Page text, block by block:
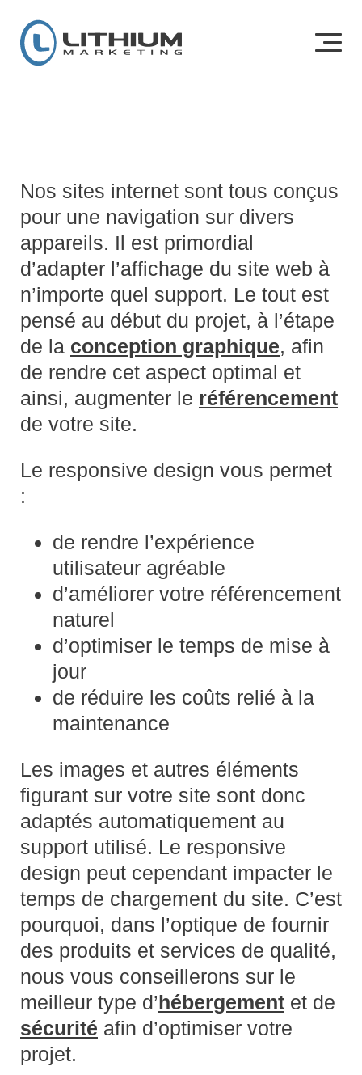
Nos sites internet sont tous conçus
pour une navigation sur divers
appareils. Il est primordial
d’adapter l’affichage du site web à
n’importe quel support. Le tout est
pensé au début du projet, à l’étape
de la conception graphique, afin
de rendre cet aspect optimal et
ainsi, augmenter le référencement
de votre site.
Le responsive design vous permet
:
de rendre l’expérience
utilisateur agréable
d’améliorer votre référencement
naturel
d’optimiser le temps de mise à
jour
de réduire les coûts relié à la
maintenance
Les images et autres éléments
figurant sur votre site sont donc
adaptés automatiquement au
support utilisé. Le responsive
design peut cependant impacter le
temps de chargement du site. C’est
pourquoi, dans l’optique de fournir
des produits et services de qualité,
nous vous conseillerons sur le
meilleur type d’hébergement et de
sécurité afin d’optimiser votre
projet.